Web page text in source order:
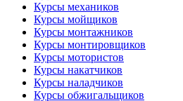
Курсы механиков
Курсы мойщиков
Курсы монтажников
Курсы монтировщиков
Курсы мотористов
Курсы накатчиков
Курсы наладчиков
Курсы обжигальщиков